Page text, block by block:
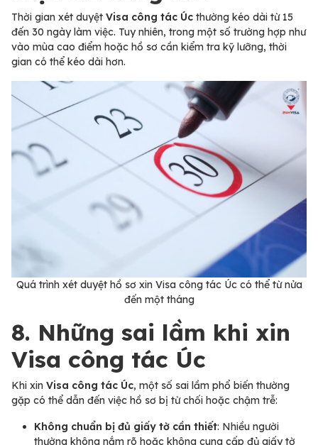
Thời gian xét duyệt Visa công tác Úc thường kéo dài từ 15
đến 30 ngày làm việc. Tuy nhiên, trong một số trường hợp như
vào mùa cao điểm hoặc hồ sơ cần kiểm tra kỹ lưỡng, thời
gian có thể kéo dài hơn.
Quá trình xét duyệt hồ sơ xin Visa công tác Úc có thể từ nửa
đến một tháng
8. Những sai lầm khi xin
Visa công tác Úc
Khi xin Visa công tác Úc, một số sai lầm phổ biến thường
gặp có thể dẫn đến việc hồ sơ bị từ chối hoặc chậm trễ:
Không chuẩn bị đủ giấy tờ cần thiết: Nhiều người
thường không nắm rõ hoặc không cung cấp đủ giấy tờ